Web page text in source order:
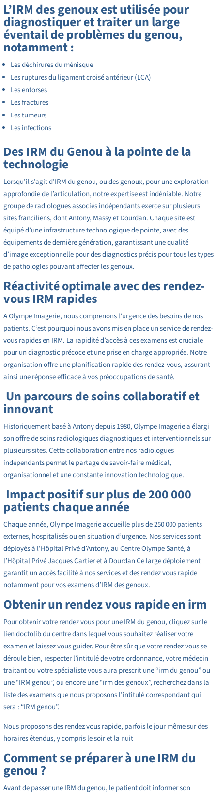
L’IRM des genoux est utilisée pour
diagnostiquer et traiter un large
éventail de problèmes du genou,
notamment :
Les déchirures du ménisque
Les ruptures du ligament croisé antérieur (LCA)
Les entorses
Les fractures
Les tumeurs
Les infections
Des IRM du Genou à la pointe de la
technologie
Lorsqu’il s’agit d’IRM du genou, ou des genoux, pour une exploration
approfondie de l’articulation, notre expertise est indéniable. Notre
groupe de radiologues associés indépendants exerce sur plusieurs
sites franciliens, dont Antony, Massy et Dourdan. Chaque site est
équipé d’une infrastructure technologique de pointe, avec des
équipements de dernière génération, garantissant une qualité
d’image exceptionnelle pour des diagnostics précis pour tous les types
de pathologies pouvant affecter les genoux.
Réactivité optimale avec des rendez-
vous IRM rapides
A Olympe Imagerie, nous comprenons l’urgence des besoins de nos
patients. C’est pourquoi nous avons mis en place un service de rendez-
vous rapides en IRM. La rapidité d’accès à ces examens est cruciale
pour un diagnostic précoce et une prise en charge appropriée. Notre
organisation offre une planification rapide des rendez-vous, assurant
ainsi une réponse efficace à vos préoccupations de santé.
Un parcours de soins collaboratif et
innovant
Historiquement basé à Antony depuis 1980, Olympe Imagerie a élargi
son offre de soins radiologiques diagnostiques et interventionnels sur
plusieurs sites. Cette collaboration entre nos radiologues
indépendants permet le partage de savoir-faire médical,
organisationnel et une constante innovation technologique.
Impact positif sur plus de 200 000
patients chaque année
Chaque année, Olympe Imagerie accueille plus de 250 000 patients
externes, hospitalisés ou en situation d’urgence. Nos services sont
déployés à l’Hôpital Privé d’Antony, au Centre Olympe Santé, à
l’Hôpital Privé Jacques Cartier et à Dourdan Ce large déploiement
garantit un accès facilité à nos services et des rendez vous rapide
notamment pour vos examens d’IRM des genoux.
Obtenir un rendez vous rapide en irm
Pour obtenir votre rendez vous pour une IRM du genou, cliquez sur le
lien doctolib du centre dans lequel vous souhaitez réaliser votre
examen et laissez vous guider. Pour être sûr que votre rendez vous se
déroule bien, respecter l’intitulé de votre ordonnance, votre médecin
traitant ou votre spécialiste vous aura prescrit une “irm du genou” ou
une “IRM genou”, ou encore une “irm des genoux”, recherchez dans la
liste des examens que nous proposons l’intitulé correspondant qui
sera : “IRM genou”.
Nous proposons des rendez vous rapide, parfois le jour même sur des
horaires étendus, y compris le soir et la nuit
Comment se préparer à une IRM du
genou ?
Avant de passer une IRM du genou, le patient doit informer son